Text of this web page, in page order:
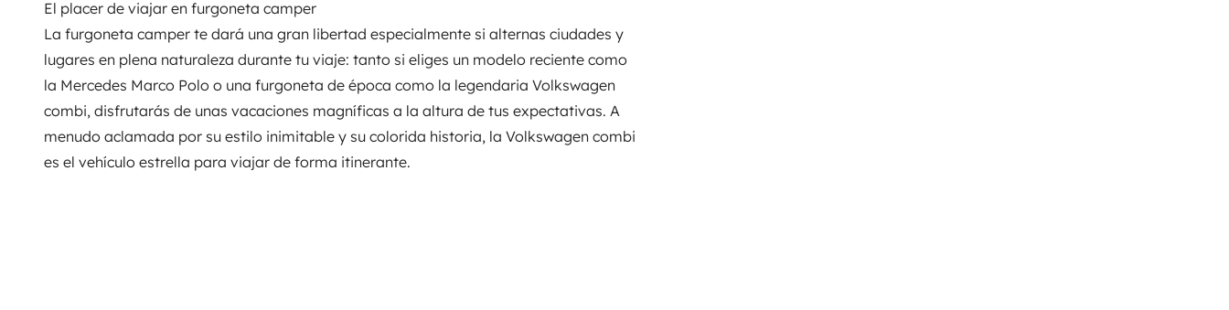
El placer de viajar en furgoneta camper
La furgoneta camper te dará una gran libertad especialmente si alternas ciudades y
lugares en plena naturaleza durante tu viaje: tanto si eliges un modelo reciente como
la Mercedes Marco Polo o una furgoneta de época como la legendaria Volkswagen
combi, disfrutarás de unas vacaciones magníficas a la altura de tus expectativas. A
menudo aclamada por su estilo inimitable y su colorida historia, la Volkswagen combi
es el vehículo estrella para viajar de forma itinerante.